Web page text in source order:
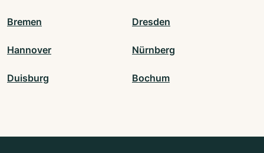
Bremen Dresden
Hannover Nürnberg
Duisburg Bochum